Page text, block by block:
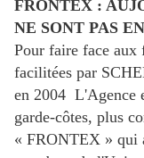
FRONTEX :
NE SONT PAS
Pour faire face aux
facilitées par
en 2004 L'Agence
garde-côtes, plus
« FRONTEX » qui